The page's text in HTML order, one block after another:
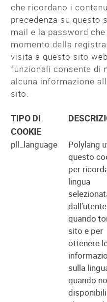
che ricordano i
precedenza su questo
mail e la password
momento della
visita a questo sito
funzionali consente di
alcuna informazione
sito.
TIPO DI
COOKIE
pll_language
Polylang
questo
per
lingua
dall’utente
quando
sito e per
ottenere
sulla
quando